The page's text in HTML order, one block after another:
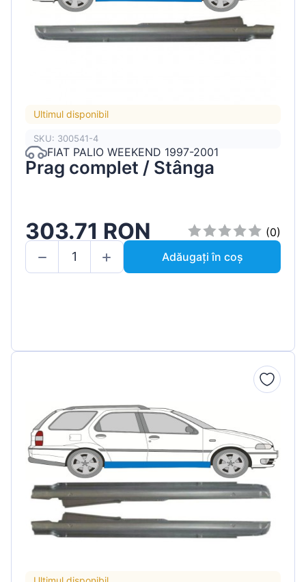
Ultimul disponibil
SKU: 300541-4
FIAT PALIO WEEKEND 1997-2001
Prag complet / Stânga
303.71 RON
(0)
Adăugați în coș